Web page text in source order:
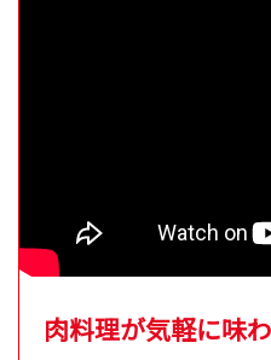
肉料理が気軽に味